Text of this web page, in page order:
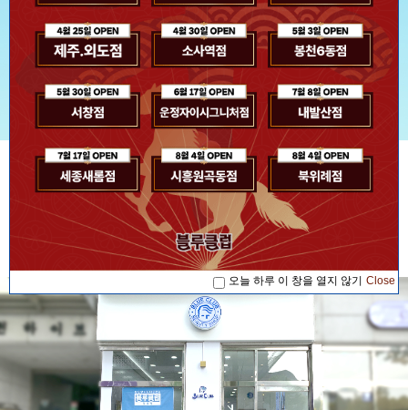
공지사항
[공지사항] [블루소식]2026. 07. 17 '블루...
[공지사항] [블루소식]2026. 08. 04 '블루...
[공지사항] [블루소식]2026. 08. 04 '블루...
[공지사항] [블루소식]2026. 07. 17 '블루...
[공지사항] [블루소식]2026. 08. 04 '블루...
오늘 하루 이 창을 열지 않기 Close
오늘 하루 이 창을 열지 않기 Close
오늘 하루 이 창을 열지 않기 Close